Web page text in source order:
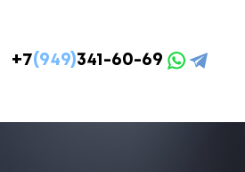
+7(949)341-60-69